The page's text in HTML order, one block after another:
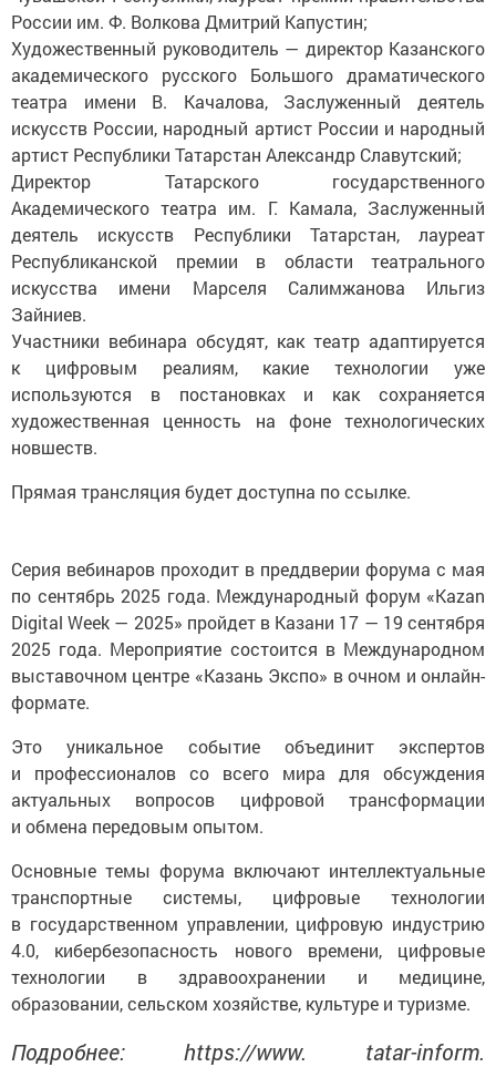
России им. Ф. Волкова Дмитрий Капустин;
Художественный руководитель — директор Казанского
академического русского Большого драматического
театра имени В. Качалова, Заслуженный деятель
искусств России, народный артист России и народный
артист Республики Татарстан Александр Славутский;
Директор Татарского государственного
Академического театра им. Г. Камала, Заслуженный
деятель искусств Республики Татарстан, лауреат
Республиканской премии в области театрального
искусства имени Марселя Салимжанова Ильгиз
Зайниев.
Участники вебинара обсудят, как театр адаптируется
к цифровым реалиям, какие технологии уже
используются в постановках и как сохраняется
художественная ценность на фоне технологических
новшеств.
Прямая трансляция будет доступна по ссылке.
Серия вебинаров проходит в преддверии форума с мая
по сентябрь 2025 года. Международный форум «Kazan
Digital Week — 2025» пройдет в Казани 17 — 19 сентября
2025 года. Мероприятие состоится в Международном
выставочном центре «Казань Экспо» в очном и онлайн-
формате.
Это уникальное событие объединит экспертов
и профессионалов со всего мира для обсуждения
актуальных вопросов цифровой трансформации
и обмена передовым опытом.
Основные темы форума включают интеллектуальные
транспортные системы, цифровые технологии
в государственном управлении, цифровую индустрию
4.0, кибербезопасность нового времени, цифровые
технологии в здравоохранении и медицине,
образовании, сельском хозяйстве, культуре и туризме.
Подробнее: https://www. tatar-inform.